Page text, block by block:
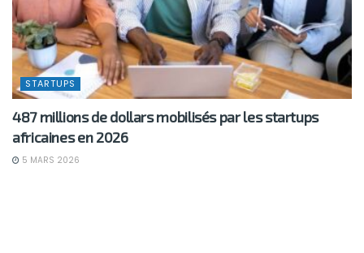
STARTUPS
487 millions de dollars mobilisés par les startups
africaines en 2026
5 MARS 2026